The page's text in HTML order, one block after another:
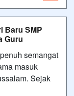
Baru SMP
Guru
semangat
masuk
Sejak